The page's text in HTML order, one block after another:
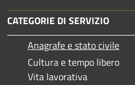
CATEGORIE DI SERVIZIO
Anagrafe e stato civile
Cultura e tempo libero
Vita lavorativa